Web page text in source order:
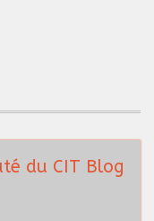
du CIT Blog